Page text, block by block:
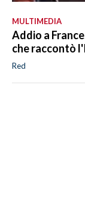
MULTIMEDIA
Addio a
che raccontò
Red